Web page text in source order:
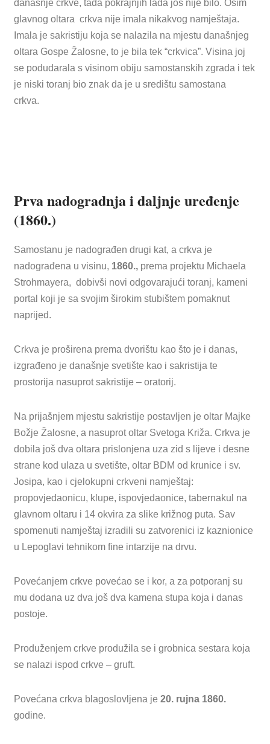
današnje crkve, tada pokrajnjih lađa još nije bilo. Osim
glavnog oltara crkva nije imala nikakvog namještaja.
Imala je sakristiju koja se nalazila na mjestu današnjeg
oltara Gospe Žalosne, to je bila tek “crkvica”. Visina joj
se podudarala s visinom obiju samostanskih zgrada i tek
je niski toranj bio znak da je u središtu samostana
crkva.
Prva nadogradnja i daljnje uređenje
(1860.)
Samostanu je nadograđen drugi kat, a crkva je
nadograđena u visinu, 1860., prema projektu Michaela
Strohmayera, dobivši novi odgovarajući toranj, kameni
portal koji je sa svojim širokim stubištem pomaknut
naprijed.
Crkva je proširena prema dvorištu kao što je i danas,
izgrađeno je današnje svetište kao i sakristija te
prostorija nasuprot sakristije – oratorij.
Na prijašnjem mjestu sakristije postavljen je oltar Majke
Božje Žalosne, a nasuprot oltar Svetoga Križa. Crkva je
dobila još dva oltara prislonjena uza zid s lijeve i desne
strane kod ulaza u svetište, oltar BDM od krunice i sv.
Josipa, kao i cjelokupni crkveni namještaj:
propovjedaonicu, klupe, ispovjedaonice, tabernakul na
glavnom oltaru i 14 okvira za slike križnog puta. Sav
spomenuti namještaj izradili su zatvorenici iz kaznionice
u Lepoglavi tehnikom fine intarzije na drvu.
Povećanjem crkve povećao se i kor, a za potporanj su
mu dodana uz dva još dva kamena stupa koja i danas
postoje.
Produženjem crkve produžila se i grobnica sestara koja
se nalazi ispod crkve – gruft.
Povećana crkva blagoslovljena je20. rujna 1860.
godine.